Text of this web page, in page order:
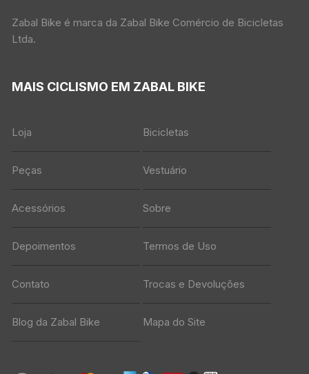
Zabal Bike é marca da Zabal Bike Comércio de Bicicletas
Ltda.
MAIS CICLISMO EM ZABAL BIKE
Loja Bicicletas
Peças Vestuário
Acessórios Sobre
Depoimentos Termos de Uso
Contato Trocas e Devoluções
Blog da Zabal Bike Mapa do Site